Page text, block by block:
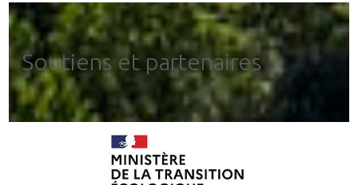
Soutiens et partenaires